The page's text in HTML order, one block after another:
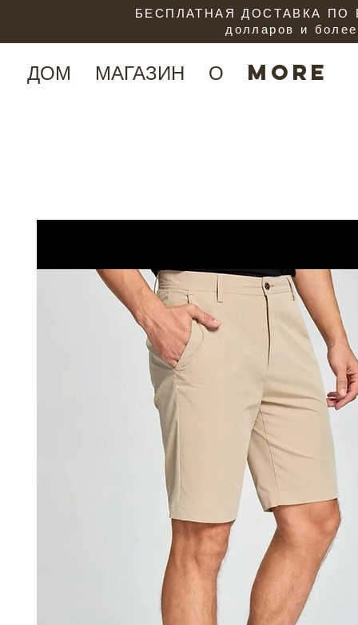
ДОМ МАГАЗИН О More
БЕСПЛАТНАЯ ДОСТАВКА ПО
долларов и